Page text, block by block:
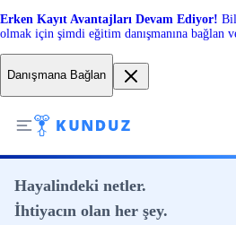
Erken Kayıt Avantajları Devam Ediyor!
olmak için şimdi eğitim danışmanına bağlan
Danışmana Bağlan
Hayalindeki netler.
İhtiyacın olan her şey.